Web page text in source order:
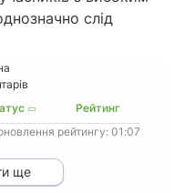
слід
Рейтинг
рейтингу: 01:07
ще